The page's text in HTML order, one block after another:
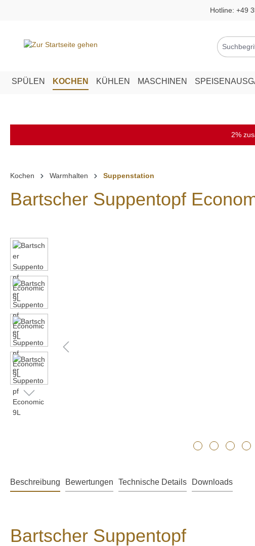
Hotline: +49
SPÜLEN KOCHEN KÜHLEN MASCHINEN
2%
Kochen Warmhalten Suppenstation
Bartscher Suppentopf
Bildergalerie überspringen
Beschreibung Bewertungen Technische Details Downloads
Bartscher Suppentopf